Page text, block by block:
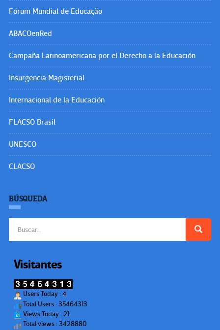
Fórum Mundial de Educação
ABACOenRed
Campaña Latinoamericana por el Derecho a la Educación
Insurgencia Magisterial
Internacional de la Educación
FLACSO Brasil
UNESCO
CLACSO
BÚSQUEDA
Visitantes
Users Today : 4
Total Users : 35464313
Views Today : 21
Total views : 3428880